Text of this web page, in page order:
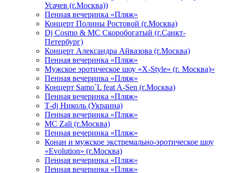
Усачев (г.Москва))
Пенная вечеринка «Пляж»
Концерт Полины Ростовой (г.Москва)
Dj Cosmo & МС Скоробогатый (г.Санкт-
Петербург)
Концерт Александра Айвазова (г.Москва)
Пенная вечеринка «Пляж»
Мужское эротическое шоу «X-Style» (г. Москва)»
Пенная вечеринка «Пляж»
Концерт Samo`L feat A-Sen (г.Москва)
Пенная вечеринка «Пляж»
Т-dj Николь (Украина)
Пенная вечеринка «Пляж»
МС Zali (г.Москва)
Пенная вечеринка «Пляж»
Конан и мужское экстремально-эротическое шоу
«Evolution» (г.Москва)
Пенная вечеринка «Пляж»
Пенная вечеринка «Пляж»